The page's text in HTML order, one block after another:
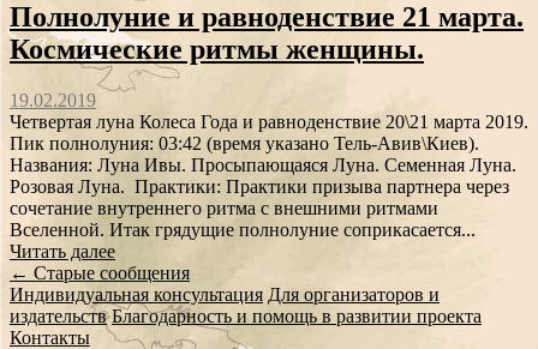
Полнолуние и равноденствие 21 марта.
Космические ритмы женщины.
19.02.2019
Четвертая луна Колеса Года и равноденствие 20\21 марта 2019.
Пик полнолуния: 03:42 (время указано Тель-Авив\Киев).
Названия: Луна Ивы. Просыпающаяся Луна. Семенная Луна.
Розовая Луна. Практики: Практики призыва партнера через
сочетание внутреннего ритма с внешними ритмами
Вселенной. Итак грядущие полнолуние соприкасается...
Читать далее
Сообщение
навигации
← Старые сообщения
Индивидуальная консультация Для организаторов и
издательств Благодарность и помощь в развитии проекта
Контакты